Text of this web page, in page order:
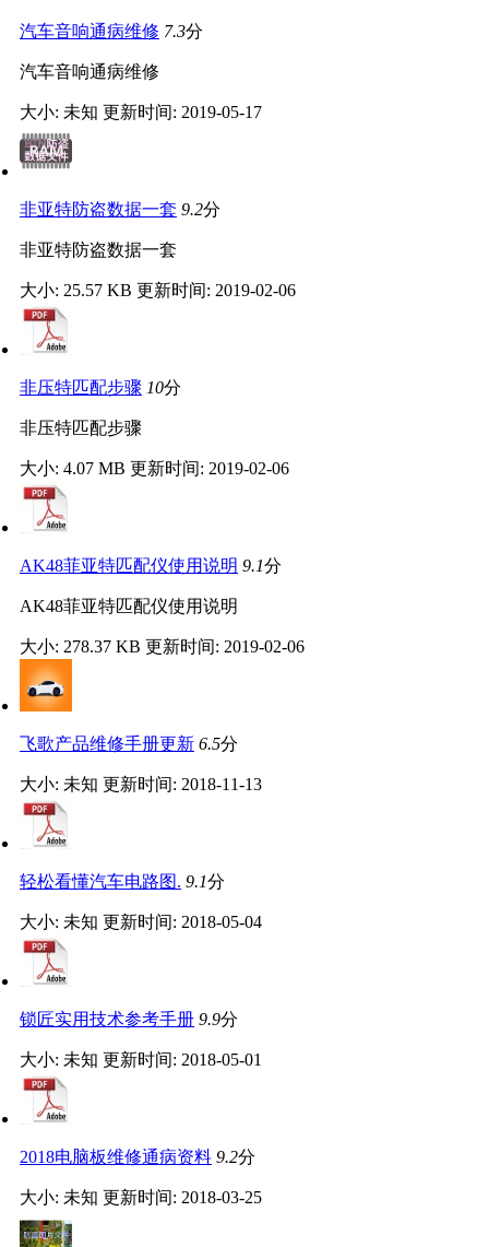
汽车音响通病维修 7.3分
汽车音响通病维修
大小: 未知 更新时间: 2019-05-17
非亚特防盗数据一套 9.2分
非亚特防盗数据一套
大小: 25.57 KB 更新时间: 2019-02-06
非压特匹配步骤 10分
非压特匹配步骤
大小: 4.07 MB 更新时间: 2019-02-06
AK48菲亚特匹配仪使用说明 9.1分
AK48菲亚特匹配仪使用说明
大小: 278.37 KB 更新时间: 2019-02-06
飞歌产品维修手册更新 6.5分
大小: 未知 更新时间: 2018-11-13
轻松看懂汽车电路图. 9.1分
大小: 未知 更新时间: 2018-05-04
锁匠实用技术参考手册 9.9分
大小: 未知 更新时间: 2018-05-01
2018电脑板维修通病资料 9.2分
大小: 未知 更新时间: 2018-03-25